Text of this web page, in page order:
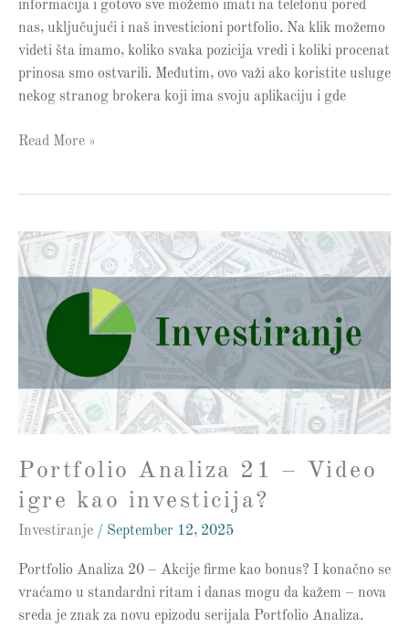
informacija i gotovo sve možemo imati na telefonu pored
nas, uključujući i naš investicioni portfolio. Na klik možemo
videti šta imamo, koliko svaka pozicija vredi i koliki procenat
prinosa smo ostvarili. Međutim, ovo važi ako koristite usluge
nekog stranog brokera koji ima svoju aplikaciju i gde
Read More »
Portfolio Analiza 21 – Video
igre kao investicija?
Investiranje / September 12, 2025
Portfolio Analiza 20 – Akcije firme kao bonus? I konačno se
vraćamo u standardni ritam i danas mogu da kažem – nova
sreda je znak za novu epizodu serijala Portfolio Analiza.
Portfolio
Analiza
Video
investicija?